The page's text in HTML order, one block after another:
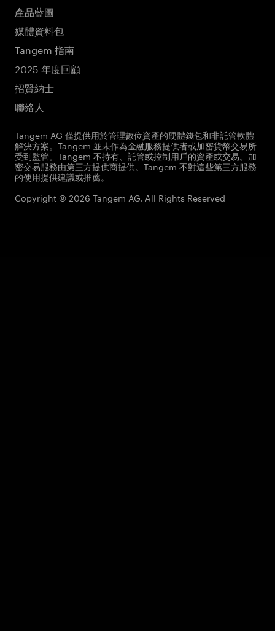
產品藍圖
媒體資料包
Tangem 指南
2025 年度回顧
招賢納士
聯絡人
Tangem AG 僅提供用於管理數位資產的硬體錢包和非託管軟體
解決方案。Tangem 並未作為金融服務提供者或加密貨幣交易所
受到監管。Tangem 不持有、託管或控制用戶的資產或交易。加
密交易服務由第三方提供商提供。Tangem 不對這些第三方服務
的使用提供建議或推薦。